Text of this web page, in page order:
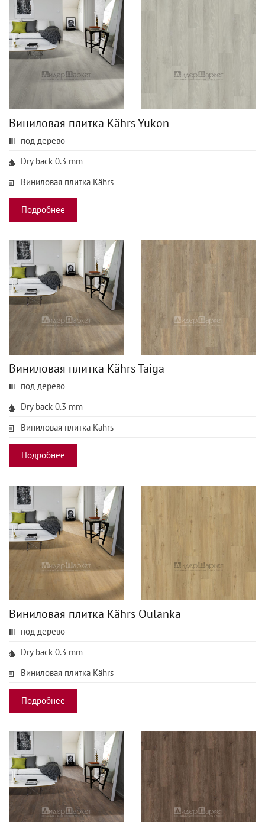
Виниловая плитка Kährs Yukon
под дерево
Dry back 0.3 mm
Виниловая плитка Kährs
Подробнее
Виниловая плитка Kährs Taiga
под дерево
Dry back 0.3 mm
Виниловая плитка Kährs
Подробнее
Виниловая плитка Kährs Oulanka
под дерево
Dry back 0.3 mm
Виниловая плитка Kährs
Подробнее